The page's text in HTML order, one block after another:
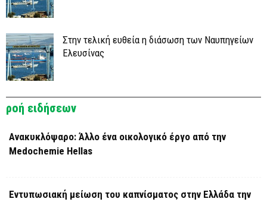
Στην τελική ευθεία η διάσωση των Ναυπηγείων
Ελευσίνας
ροή ειδήσεων
Ανακυκλόψαρο: Άλλο ένα οικολογικό έργο από την
Medochemie Hellas
Εντυπωσιακή μείωση του καπνίσματος στην Ελλάδα την